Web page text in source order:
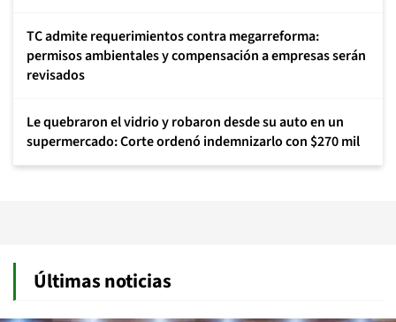
TC admite requerimientos contra megarreforma:
permisos ambientales y compensación a empresas serán
revisados
Le quebraron el vidrio y robaron desde su auto en un
supermercado: Corte ordenó indemnizarlo con $270 mil
Últimas noticias